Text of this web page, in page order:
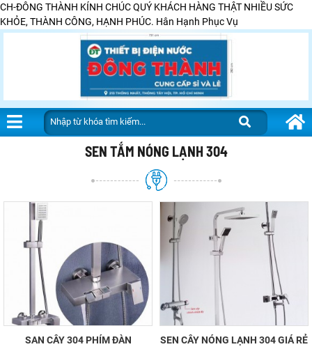
CH-ĐÔNG THÀNH KÍNH CHÚC QUÝ KHÁCH HÀNG THẬT NHIỀU SỨC
KHỎE, THÀNH CÔNG, HẠNH PHÚC. Hân Hạnh Phục Vụ
SEN TẮM NÓNG LẠNH 304
SAN CÂY 304 PHÍM ĐÀN SEN CÂY NÓNG LẠNH 304 GIÁ RẺ